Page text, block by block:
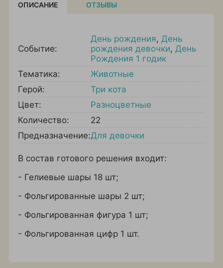
ОПИСАНИЕ ОТЗЫВЫ
Событие:
День рождения, День
рождения девочки, День
Рождения 1 годик
Тематика:
Животные
Герой:
Три кота
Цвет:
Разноцветные
Количество:
22
Предназначение:Для девочки
В состав готового решения входит:
- Гелиевые шары 18 шт;
- Фольгированные шары 2 шт;
- Фольгированная фигура 1 шт;
- Фольгированная цифр 1 шт.